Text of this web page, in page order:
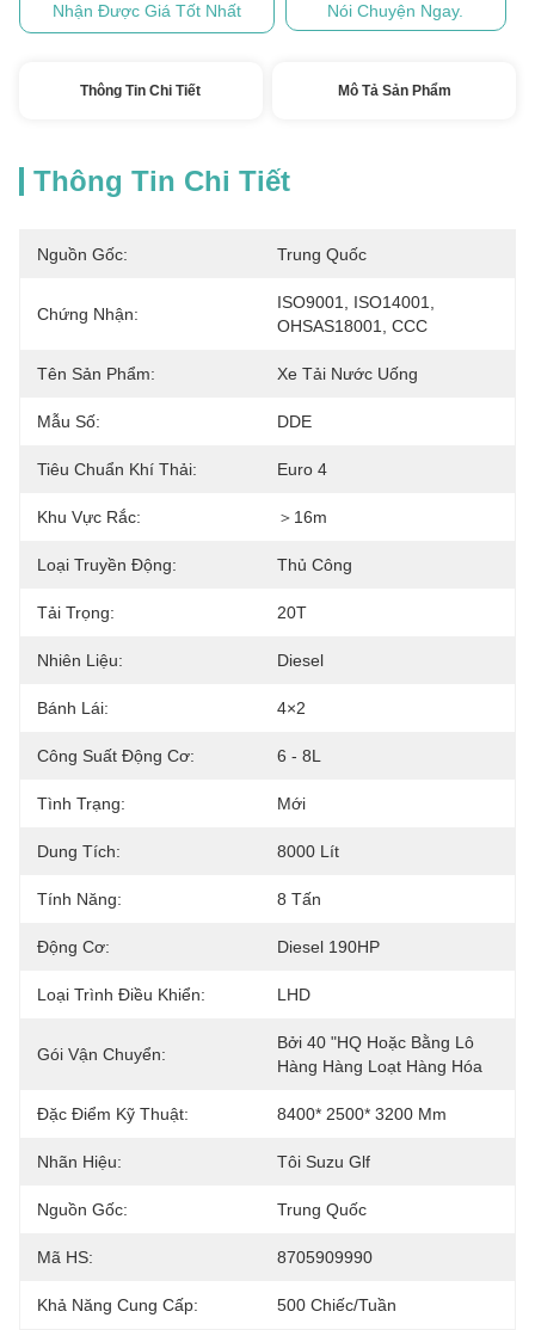
Nhận Được Giá Tốt Nhất Nói Chuyện Ngay.
Thông Tin Chi Tiết Mô Tả Sản Phẩm
Thông Tin Chi Tiết
Nguồn Gốc: Trung Quốc
Chứng Nhận:
ISO9001, ISO14001,
OHSAS18001, CCC
Tên Sản Phẩm: Xe Tải Nước Uống
Mẫu Số: DDE
Tiêu Chuẩn Khí Thải: Euro 4
Khu Vực Rắc: ＞16m
Loại Truyền Động: Thủ Công
Tải Trọng: 20T
Nhiên Liệu: Diesel
Bánh Lái: 4×2
Công Suất Động Cơ: 6 - 8L
Tình Trạng: Mới
Dung Tích: 8000 Lít
Tính Năng: 8 Tấn
Động Cơ: Diesel 190HP
Loại Trình Điều Khiển: LHD
Gói Vận Chuyển:
Bởi 40 "HQ Hoặc Bằng Lô
Hàng Hàng Loạt Hàng Hóa
Đặc Điểm Kỹ Thuật: 8400* 2500* 3200 Mm
Nhãn Hiệu: Tôi Suzu Glf
Nguồn Gốc: Trung Quốc
Mã HS: 8705909990
Khả Năng Cung Cấp: 500 Chiếc/tuần